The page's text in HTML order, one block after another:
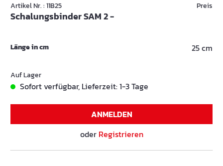
Artikel Nr. : 11B25
Schalungsbinder SAM 2 -
Preis
Länge in cm 25 cm
Auf Lager
Sofort verfügbar, Lieferzeit: 1-3 Tage
ANMELDEN
oder Registrieren